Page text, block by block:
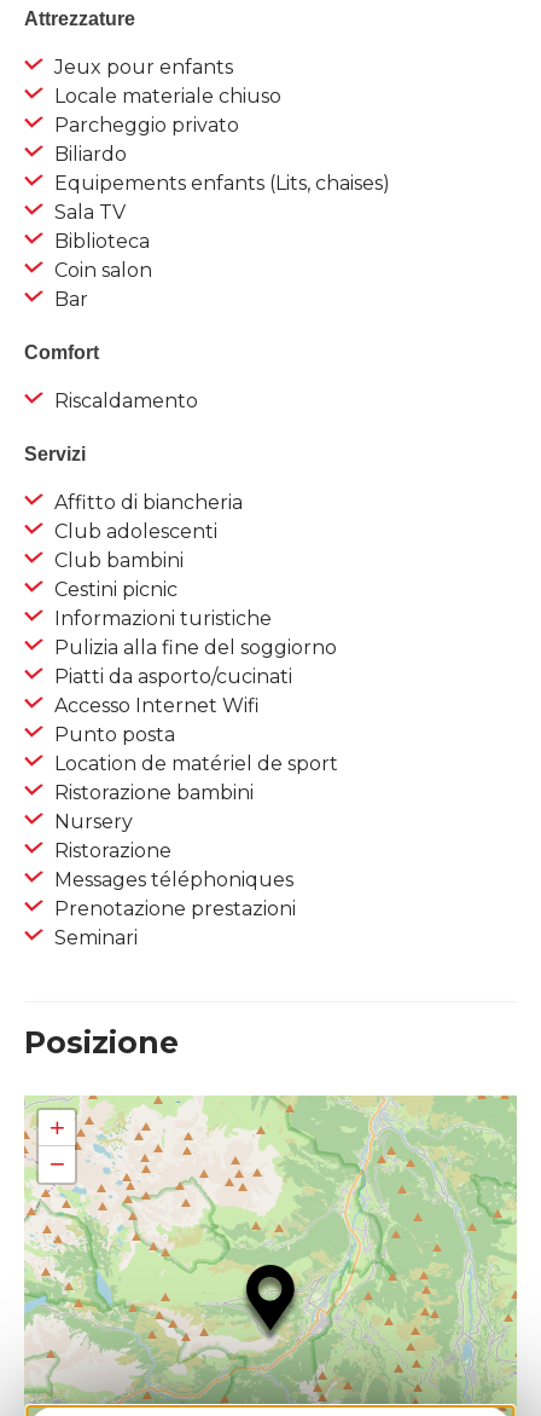
Attrezzature
Jeux pour enfants
Locale materiale chiuso
Parcheggio privato
Biliardo
Equipements enfants (Lits, chaises)
Sala TV
Biblioteca
Coin salon
Bar
Comfort
Riscaldamento
Servizi
Affitto di biancheria
Club adolescenti
Club bambini
Cestini picnic
Informazioni turistiche
Pulizia alla fine del soggiorno
Piatti da asporto/cucinati
Accesso Internet Wifi
Punto posta
Location de matériel de sport
Ristorazione bambini
Nursery
Ristorazione
Messages téléphoniques
Prenotazione prestazioni
Seminari
Posizione
+
−